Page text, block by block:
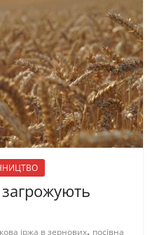
іржа в зернових, посівна